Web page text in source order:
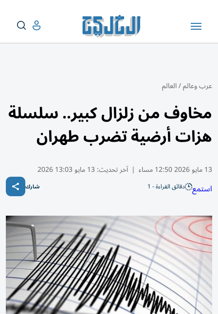
عرب وعالم/العالم
مخاوف من زلزال كبير.. سلسلة
هزات أرضية تضرب طهران
13 مايو 2026 12:50 مساء | آخر تحديث: 13 مايو 13:03 2026
استمع دقائق القراءة - 1 شارك